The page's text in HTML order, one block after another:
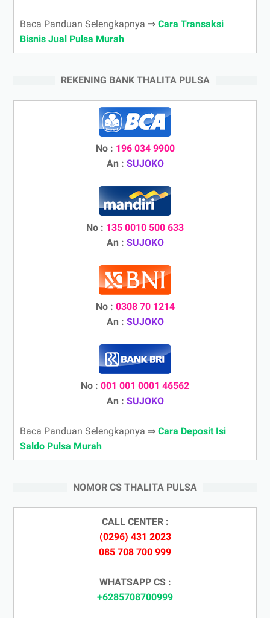
Baca Panduan Selengkapnya ⇒ Cara Transaksi
Bisnis Jual Pulsa Murah
REKENING BANK THALITA PULSA
No : 196 034 9900
An : SUJOKO
No : 135 0010 500 633
An : SUJOKO
No : 0308 70 1214
An : SUJOKO
No : 001 001 0001 46562
An : SUJOKO
Baca Panduan Selengkapnya ⇒ Cara Deposit Isi
Saldo Pulsa Murah
NOMOR CS THALITA PULSA
CALL CENTER :
(0296) 431 2023
085 708 700 999
WHATSAPP CS :
+6285708700999